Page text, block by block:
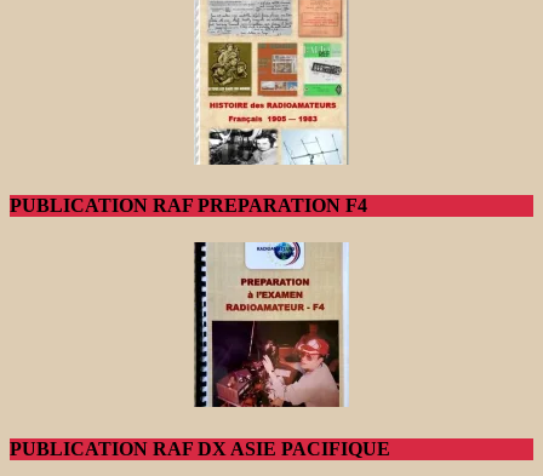
PUBLICATION RAF PREPARATION F4
PUBLICATION RAF DX ASIE PACIFIQUE